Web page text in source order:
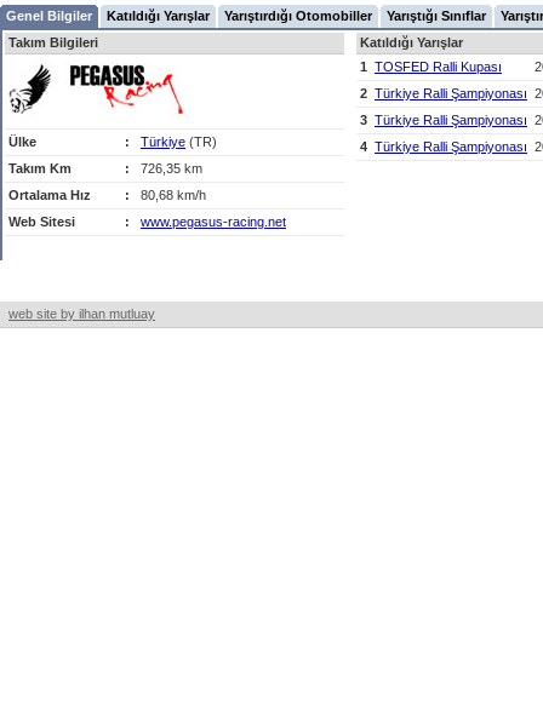
Genel Bilgiler Katıldığı Yarışlar Yarıştırdığı Otomobiller Yarıştığı Sınıflar
Takım Bilgileri
Ülke : Türkiye (TR)
Takım Km
:
726,35 km
Ortalama Hız
:
80,68 km/h
Web Sitesi
: www.pegasus-racing.net
Katıldığı Yarışlar
1 TOSFED Ralli Kupası
2 Türkiye Ralli Şampiyonası
3 Türkiye Ralli Şampiyonası
4 Türkiye Ralli Şampiyonası
web site by ilhan mutluay